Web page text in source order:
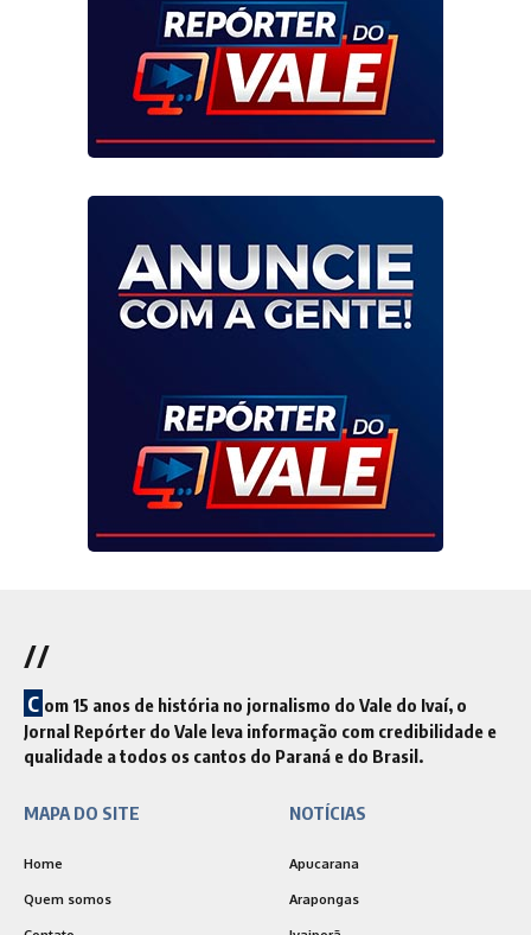
//
C om 15 anos de história no jornalismo do Vale do Ivaí, o
Jornal Repórter do Vale leva informação com credibilidade e
qualidade a todos os cantos do Paraná e do Brasil.
MAPA DO SITE
Home
Quem somos
NOTÍCIAS
Apucarana
Arapongas